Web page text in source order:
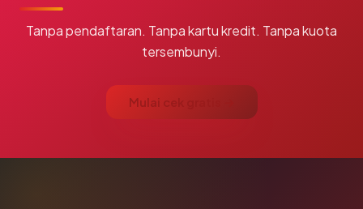
Tanpa pendaftaran. Tanpa kartu kredit. Tanpa kuota
tersembunyi.
Mulai cek gratis →